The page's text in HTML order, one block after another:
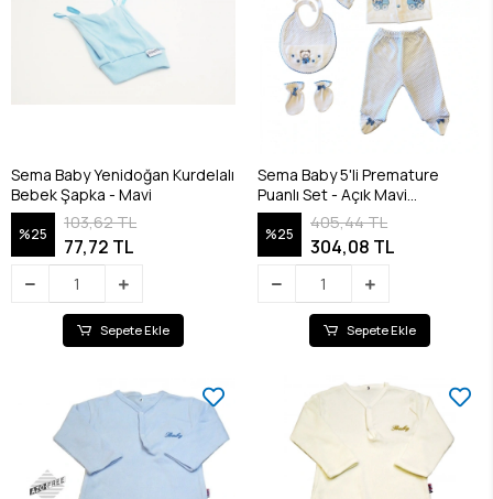
Sema Baby Yenidoğan Kurdelalı
Bebek Şapka - Mavi
%25
103,62 TL
77,72 TL
Sepete Ekle
Sema Baby 5'li Premature
Puanlı Set - Açık Mavi
8682476853155
%25
405,44 TL
304,08 TL
Sepete Ekle